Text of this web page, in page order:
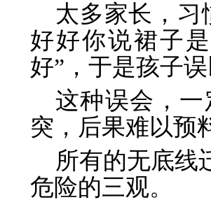
太多家长，习
好好你说裙子
好”，于是孩子
这种误会，
突，后果难以预
所有的无底线
危险的三观。